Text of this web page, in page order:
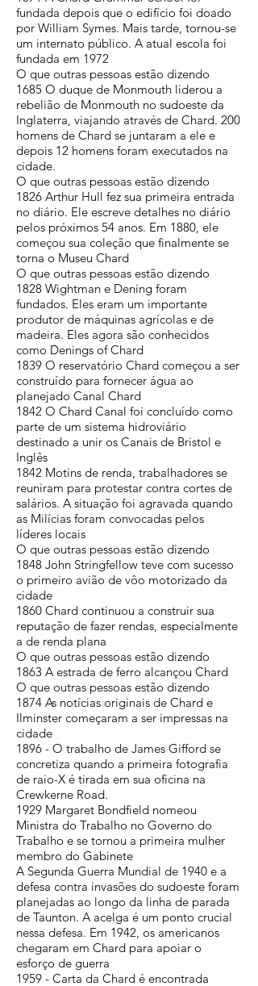
fundada depois que o edifício foi doado
por William Symes. Mais tarde, tornou-se
um internato público. A atual escola foi
fundada em 1972
O que outras pessoas estão dizendo
1685 O duque de Monmouth liderou a
rebelião de Monmouth no sudoeste da
Inglaterra, viajando através de Chard. 200
homens de Chard se juntaram a ele e
depois 12 homens foram executados na
cidade.
O que outras pessoas estão dizendo
1826 Arthur Hull fez sua primeira entrada
no diário. Ele escreve detalhes no diário
pelos próximos 54 anos. Em 1880, ele
começou sua coleção que finalmente se
torna o Museu Chard
O que outras pessoas estão dizendo
1828 Wightman e Dening foram
fundados. Eles eram um importante
produtor de máquinas agrícolas e de
madeira. Eles agora são conhecidos
como Denings of Chard
1839 O reservatório Chard começou a ser
construído para fornecer água ao
planejado Canal Chard
1842 O Chard Canal foi concluído como
parte de um sistema hidroviário
destinado a unir os Canais de Bristol e
Inglês
1842 Motins de renda, trabalhadores se
reuniram para protestar contra cortes de
salários. A situação foi agravada quando
as Milícias foram convocadas pelos
líderes locais
O que outras pessoas estão dizendo
1848 John Stringfellow teve com sucesso
o primeiro avião de vôo motorizado da
cidade
1860 Chard continuou a construir sua
reputação de fazer rendas, especialmente
a de renda plana
O que outras pessoas estão dizendo
1863 A estrada de ferro alcançou Chard
O que outras pessoas estão dizendo
1874 As notícias originais de Chard e
Ilminster começaram a ser impressas na
cidade
1896 - O trabalho de James Gifford se
concretiza quando a primeira fotografia
de raio-X é tirada em sua oficina na
Crewkerne Road.
1929 Margaret Bondfield nomeou
Ministra do Trabalho no Governo do
Trabalho e se tornou a primeira mulher
membro do Gabinete
A Segunda Guerra Mundial de 1940 e a
defesa contra invasões do sudoeste foram
planejadas ao longo da linha de parada
de Taunton. A acelga é um ponto crucial
nessa defesa. Em 1942, os americanos
chegaram em Chard para apoiar o
esforço de guerra
1959 - Carta da Chard é encontrada